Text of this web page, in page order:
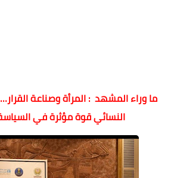
ما وراء المشهد : المرأة وصناعة
النسائي قوة مؤثرة في